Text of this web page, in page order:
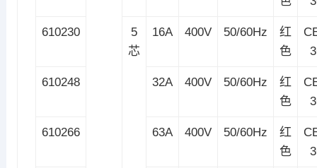
610230
5
芯
16A 400V 50/60Hz
红
色
610248 32A 400V 50/60Hz
红
色
610266 63A 400V 50/60Hz
红
色